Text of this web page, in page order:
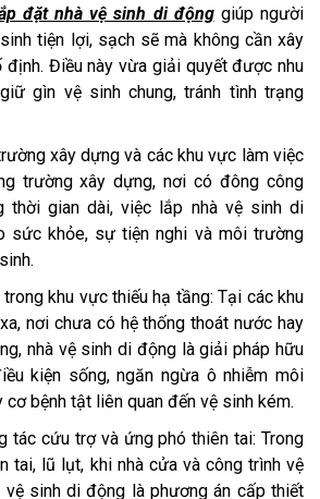
đặt nhà vệ sinh di độnggiúp người
tiện lợi, sạch sẽ mà không cần xây
định. Điều này vừa giải quyết được nhu
gìn vệ sinh chung, tránh tình trạng
xây dựng và các khu vực làm việc
trường xây dựng, nơi có đông công
thời gian dài, việc lắp nhà vệ sinh di
sức khỏe, sự tiện nghi và môi trường
khu vực thiếu hạ tầng: Tại các khu
nơi chưa có hệ thống thoát nước hay
nhà vệ sinh di động là giải pháp hữu
kiện sống, ngăn ngừa ô nhiễm môi
bệnh tật liên quan đến vệ sinh kém.
tác cứu trợ và ứng phó thiên tai: Trong
tai, lũ lụt, khi nhà cửa và công trình vệ
vệ sinh di động là phương án cấp thiết